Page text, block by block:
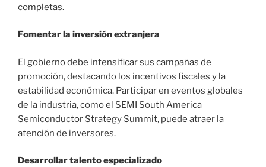
completas.
Fomentar la inversión extranjera
El gobierno debe intensificar sus campañas de
promoción, destacando los incentivos fiscales y la
estabilidad económica. Participar en eventos globales
de la industria, como el SEMI South America
Semiconductor Strategy Summit, puede atraer la
atención de inversores.
Desarrollar talento especializado